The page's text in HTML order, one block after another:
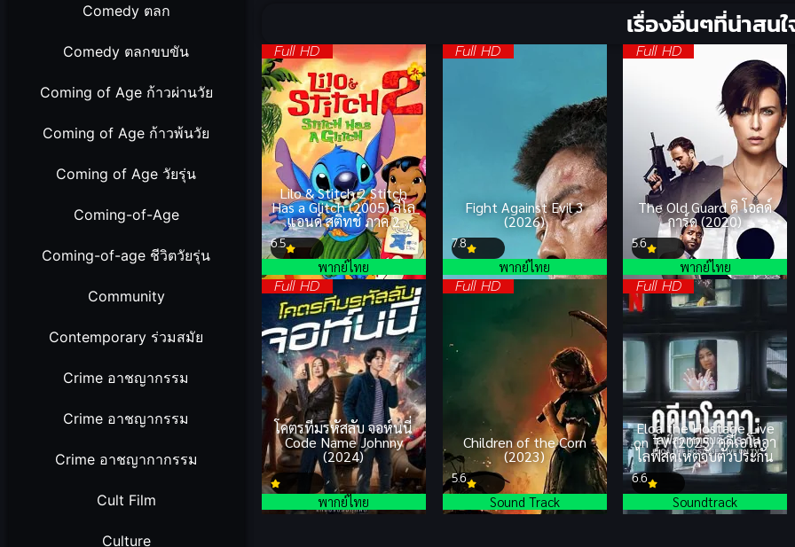
Comedy ตลก
Comedy ตลกขบขัน
Coming of Age ก้าวผ่านวัย
Coming of Age ก้าวพ้นวัย
Coming of Age วัยรุ่น
Coming-of-Age
Coming-of-age ชีวิตวัยรุ่น
Community
Contemporary ร่วมสมัย
Crime อาชญากรรม
Crime อาชญากรรม
Crime อาชญากากรรม
Cult Film
Culture
เรื่องอื่นๆที่น่าสน
Full HD
Lilo & Stitch 2 Stitch
Has a Glitch (2005) ลีโล
แอนด์ สติทช์ ภาค 2
6.5
พากย์ไทย
Full HD
Fight Against Evil 3
(2026)
7.8
พากย์ไทย
Full HD
The Old Guard ดิ โอลด์
การ์ด (2020)
5.6
พากย์ไทย
Full HD
โคตรทีมรหัสลับ จอห์นนี่
Code Name Johnny
(2024)
พากย์ไทย
Full HD
Children of the Corn
(2023)
5.6
Sound Track
Full HD
Eloa the Hostage Live
on TV (2025) คดีเอโลอา
ไลฟ์สดเหตุจับตัวประกัน
6.6
Soundtrack